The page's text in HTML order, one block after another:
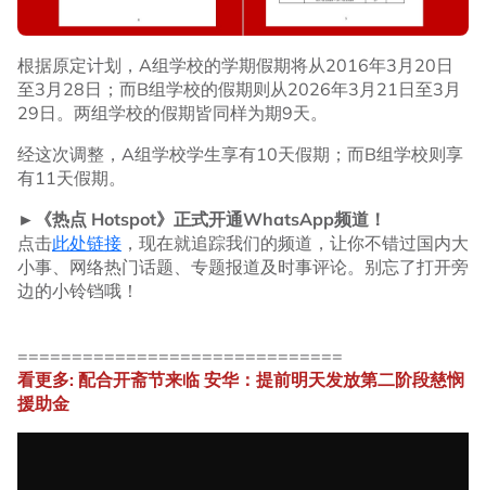
根据原定计划，A组学校的学期假期将从2016年3月20日
至3月28日；而B组学校的假期则从2026年3月21日至3月
29日。两组学校的假期皆同样为期9天。
经这次调整，A组学校学生享有10天假期；而B组学校则享
有11天假期。
►《热点 Hotspot》正式开通WhatsApp频道！
点击此处链接 ，现在就追踪我们的频道，让你不错过国内大
小事、网络热门话题、专题报道及时事评论。别忘了打开旁
边的小铃铛哦！
==============================
看更多: 配合开斋节来临 安华：提前明天发放第二阶段慈悯
援助金